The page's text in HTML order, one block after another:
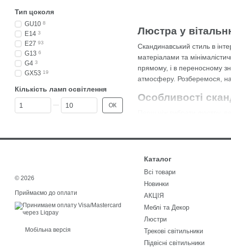
Люстра у
Скандинавський стиль в
матеріалами та
прямому, і в переносному
атмосферу. Розберемося,
Особливості
Натуральні матеріали –
Функціональність –
Максимум світла –
Які люстри
При виборі люстри для
Тип цоколя
GU10 8
E14 3
E27 93
G13 6
G4 3
GX53 19
Кількість ламп освітлення
Від Кількість ламп освітлення
До Кількість ламп освітлення ОК
© 2026
Приймаємо до оплати
Мобільна версія
Каталог
Всі товари
Новинки
АКЦІЯ
Меблі та Декор
Люстри
Трекові світильники
Підвісні світильники